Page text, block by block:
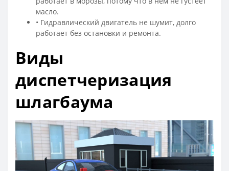
масло.
• Гидравлический двигатель не шумит, долго
работает без остановки и ремонта.
Виды
диспетчеризация
шлагбаума